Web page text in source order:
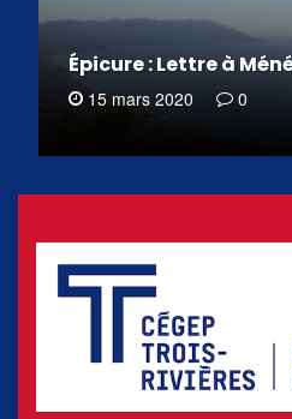
Épicure : Lettre à
15 mars 2020 0